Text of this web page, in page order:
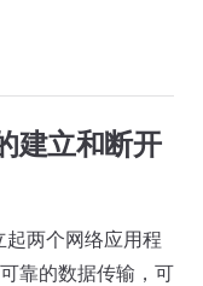
建立和断开
两个网络应用程
靠的数据传输，可